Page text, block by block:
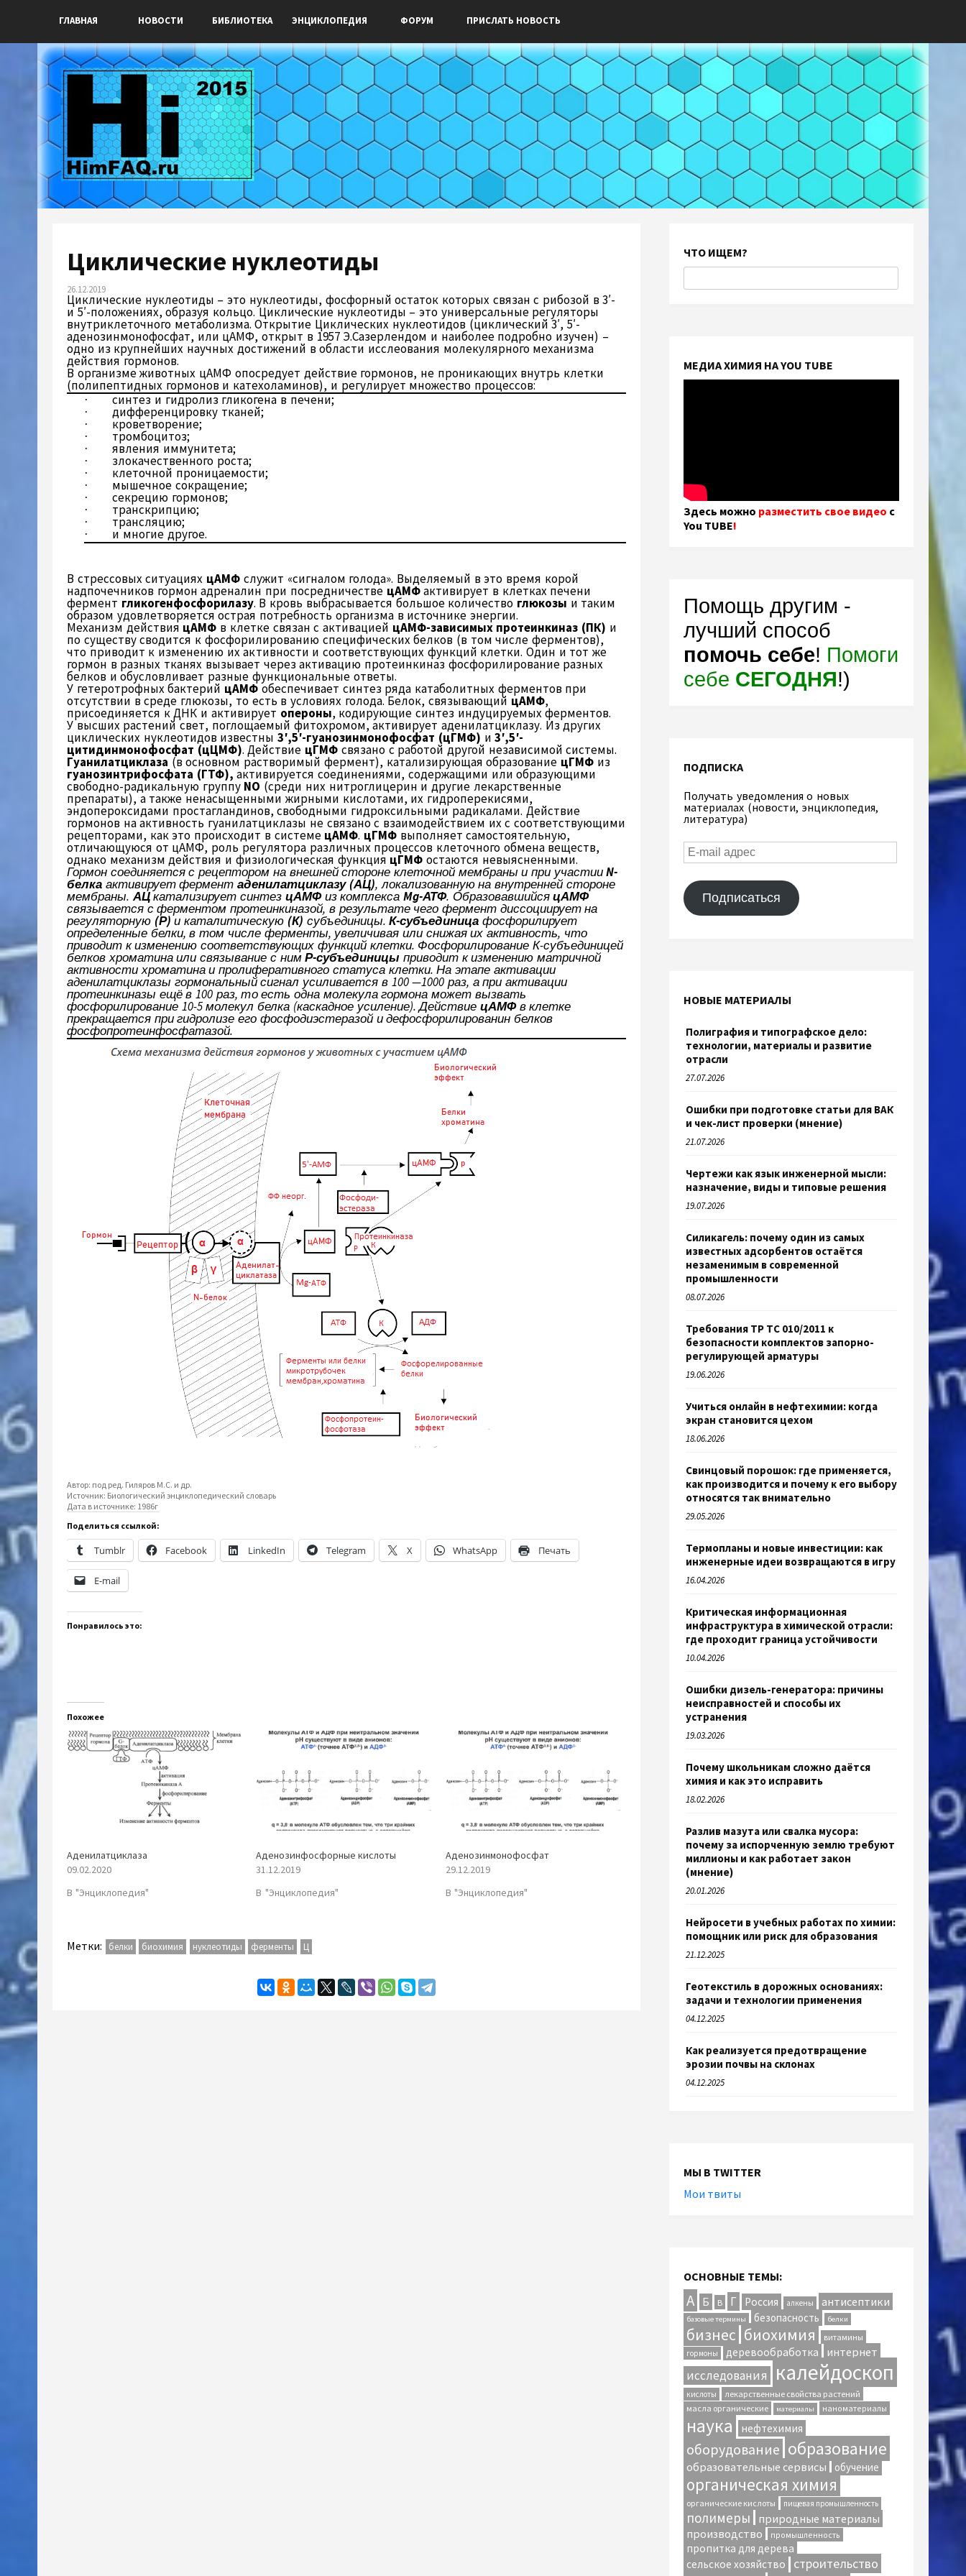
ГЛАВНАЯ НОВОСТИ БИБЛИОТЕКА ЭНЦИКЛОПЕДИЯ ФОРУМ ПРИСЛАТЬ НОВОСТЬ
Циклические нуклеотиды
26.12.2019
Циклические нуклеотиды – это нуклеотиды, фосфорный остаток которых связан с рибозой в 3′-
и 5′-положениях, образуя кольцо. Циклические нуклеотиды – это универсальные регуляторы
внутриклеточного метаболизма. Открытие Циклических нуклеотидов (циклический 3′, 5′-
аденозинмонофосфат, или цАМФ, открыт в 1957 Э.Сазерлендом и наиболее подробно изучен) –
одно из крупнейших научных достижений в области исслеования молекулярного механизма
действия гормонов.
В организме животных цАМФ опосредует действие гормонов, не проникающих внутрь клетки
(полипептидных гормонов и катехоламинов), и регулирует множество процессов:
· синтез и гидролиз гликогена в печени;
· дифференцировку тканей;
· кроветворение;
· тромбоцитоз;
· явления иммунитета;
· злокачественного роста;
· клеточной проницаемости;
· мышечное сокращение;
· секрецию гормонов;
· транскрипцию;
· трансляцию;
· и многие другое.
В стрессовых ситуациях цАМФ служит «сигналом голода». Выделяемый в это время корой
надпочечников гормон адреналин при посредничестве цАМФактивирует в клетках печени
фермент гликогенфосфорилазу. В кровь выбрасывается большое количество глюкозы и таким
образом удовлетворяется острая потребность организма в источнике энергии.
Механизм действия цАМФ в клетке связан с активацией цАМФ-зависимых протеинкиназ (ПК) и
по существу сводится к фосфорилированию специфических белков (в том числе ферментов),
что приводит к изменению их активности и соответствующих функций клетки. Один и тот же
гормон в разных тканях вызывает через активацию протеинкиназ фосфорилирование разных
белков и обусловливает разные функциональные ответы.
У гетеротрофных бактерий цАМФобеспечивает синтез ряда катаболитных ферментов при
отсутствии в среде глюкозы, то есть в условиях голода. Белок, связывающий цАМФ,
присоединяется к ДНК и активирует опероны, кодирующие синтез индуцируемых ферментов.
У высших растений свет, поглощаемый фитохромом, активирует аденилатциклазу. Из других
циклических нуклеотидов известны3′,5′-гуанозинмонофосфат (цГМФ) и3′,5′-
цитидинмонофосфат (цЦМФ). Действие цГМФ связано с работой другой независимой системы.
Гуанилатциклаза (в основном растворимый фермент), катализирующая образование цГМФиз
гуанозинтрифосфата (ГТФ), активируется соединениями, содержащими или образующими
свободно-радикальную группу NO (среди них нитроглицерин и другие лекарственные
препараты), а также ненасыщенными жирными кислотами, их гидроперекисями,
эндопероксидами простагландинов, свободными гидроксильными радикалами. Действие
гормонов на активность гуанилатциклазы не связано с взаимодействием их с соответствующими
рецепторами, как это происходит в системе цАМФ. цГМФвыполняет самостоятельную,
отличающуюся от цАМФ, роль регулятора различных процессов клеточного обмена веществ,
однако механизм действия и физиологическая функция цГМФ остаются невыясненными.
Гормон соединяется с рецептором на внешней стороне клеточной мембраны и при участииN-
белка активирует ферментаденилатциклазу (АЦ), локализованную на внутренней стороне
мембраны.АЦкатализирует синтез цАМФиз комплекса Mg-АТФ. ОбразовавшийсяцАМФ
связывается с ферментом протеинкиназой, в результате чего фермент диссоциирует на
регуляторную (Р)и каталитическую (К) субъединицы.К-субъединица фосфорилирует
определенные белки, в том числе ферменты, увеличивая или снижая их активность, что
приводит к изменению соответствующих функций клетки. Фосфорилирование К-субъединицей
белков хроматина или связывание с нимР-субъединицы приводит к изменению матричной
активности хроматина и пролиферативного статуса клетки. На этапе активации
аденилатциклазы гормональный сигнал усиливается в 100 —1000 раз, а при активации
протеинкиназы ещё в 100 раз, то есть одна молекула гормона может вызвать
фосфорилирование 10-5 молекул белка (каскадное усиление). Действие цАМФв клетке
прекращается при гидролизе его фосфодиэстеразой и дефосфорилированин белков
фосфопротеинфосфатазой.
Автор: под ред. Гиляров М.С. и др.
Источник: Биологический энциклопедический словарь
Дата в источнике: 1986г
Поделиться ссылкой:
Tumblr Facebook LinkedIn Telegram X WhatsApp Печать
E-mail
Понравилось это:
Похожее
Аденилатциклаза
09.02.2020
В "Энциклопедия"
Аденозинфосфорные кислоты
31.12.2019
В "Энциклопедия"
Аденозинмонофосфат
29.12.2019
В "Энциклопедия"
Метки: белки биохимия нуклеотиды ферменты Ц
ЧТО ИЩЕМ?
МЕДИА ХИМИЯ НА YOU TUBE
Здесь можно разместить свое видео с
You TUBE!
Помощь другим -
лучший способ
помочь себе! Помоги
себе СЕГОДНЯ!)
ПОДПИСКА
Получать уведомления о новых
материалах (новости, энциклопедия,
литература)
Подписаться
НОВЫЕ МАТЕРИАЛЫ
Полиграфия и типографское дело:
технологии, материалы и развитие
отрасли
27.07.2026
Ошибки при подготовке статьи для ВАК
и чек-лист проверки (мнение)
21.07.2026
Чертежи как язык инженерной мысли:
назначение, виды и типовые решения
19.07.2026
Силикагель: почему один из самых
известных адсорбентов остаётся
незаменимым в современной
промышленности
08.07.2026
Требования ТР ТС 010/2011 к
безопасности комплектов запорно-
регулирующей арматуры
19.06.2026
Учиться онлайн в нефтехимии: когда
экран становится цехом
18.06.2026
Свинцовый порошок: где применяется,
как производится и почему к его выбору
относятся так внимательно
29.05.2026
Термопланы и новые инвестиции: как
инженерные идеи возвращаются в игру
16.04.2026
Критическая информационная
инфраструктура в химической отрасли:
где проходит граница устойчивости
10.04.2026
Ошибки дизель-генератора: причины
неисправностей и способы их
устранения
19.03.2026
Почему школьникам сложно даётся
химия и как это исправить
18.02.2026
Разлив мазута или свалка мусора:
почему за испорченную землю требуют
миллионы и как работает закон
(мнение)
20.01.2026
Нейросети в учебных работах по химии:
помощник или риск для образования
21.12.2025
Геотекстиль в дорожных основаниях:
задачи и технологии применения
04.12.2025
Как реализуется предотвращение
эрозии почвы на склонах
04.12.2025
МЫ В TWITTER
Мои твиты
ОСНОВНЫЕ ТЕМЫ:
А Б В Г Россия алкены антисептики
базовые термины безопасность белки
бизнес биохимия витамины
гормоны деревообработка интернет
исследования калейдоскоп
кислоты
лекарственные свойства растений
масла органические
материалы наноматериалы
наука нефтехимия
оборудование образование
образовательные сервисы обучение
органическая химия
органические кислоты пищевая промышленность
полимеры
природные материалы
производство
промышленность
пропитка для дерева
сельское хозяйство
строительство